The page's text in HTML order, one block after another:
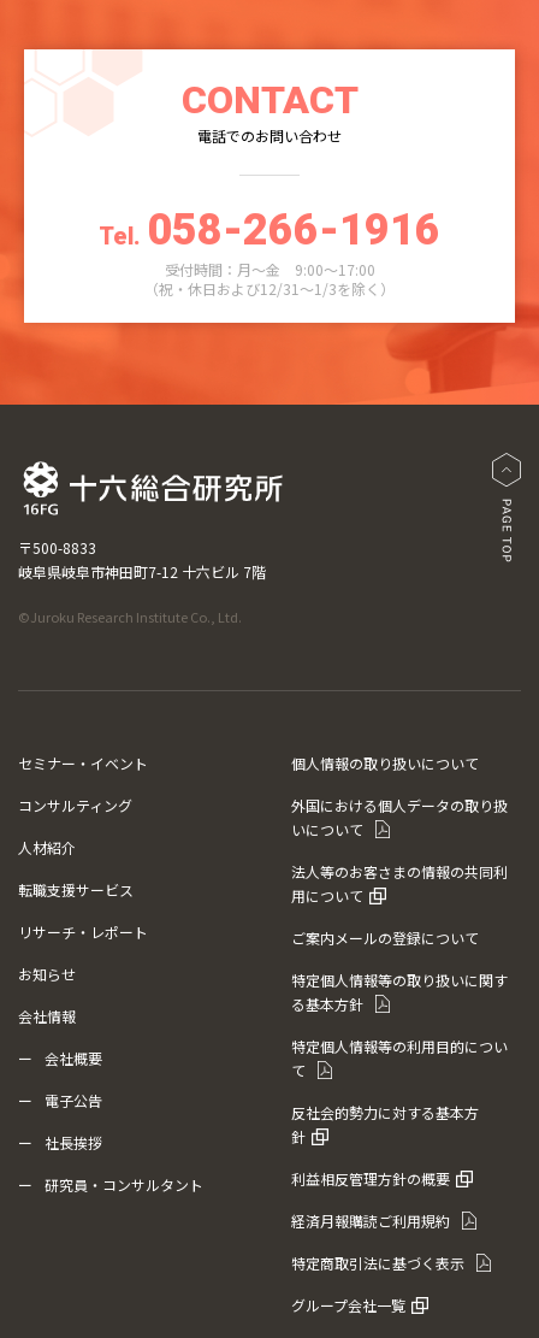
CONTACT
電話でのお問い合わせ
Tel. 058-266-1916
受付時間：月～金 9:00～17:00
（祝・休日および12/31～1/3を除く）
〒500-8833
岐阜県岐阜市神田町7-12 十六ビル 7階
©Juroku Research Institute Co., Ltd.
セミナー・イベント
コンサルティング
人材紹介
転職支援サービス
リサーチ・レポート
お知らせ
会社情報
会社概要
電子公告
社長挨拶
研究員・コンサルタント
個人情報の取り扱いについて
外国における個人データの取り扱
いについて
法人等のお客さまの情報の共同利
用について
ご案内メールの登録について
特定個人情報等の取り扱いに関す
る基本方針
特定個人情報等の利用目的につい
て
反社会的勢力に対する基本方
針
利益相反管理方針の概要
経済月報購読ご利用規約
特定商取引法に基づく表示
グループ会社一覧